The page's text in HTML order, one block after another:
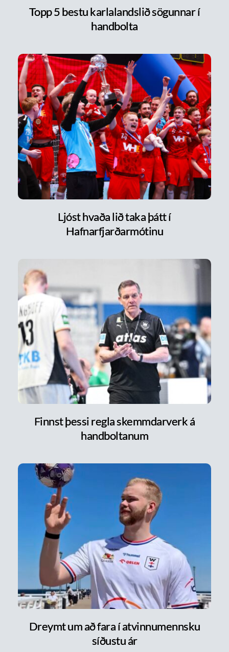
Topp 5 bestu karlalandslið sögunnar í
handbolta
Ljóst hvaða lið taka þátt í
Hafnarfjarðarmótinu
Finnst þessi regla skemmdarverk á
handboltanum
Dreymt um að fara í atvinnumennsku
síðustu ár